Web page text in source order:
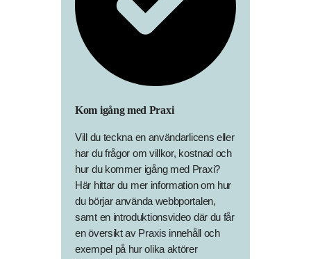
Kom igång med Praxi
Vill du teckna en användarlicens eller
har du frågor om villkor, kostnad och
hur du kommer igång med Praxi?
Här hittar du mer information om hur
du börjar använda webbportalen,
samt en introduktionsvideo där du får
en översikt av Praxis innehåll och
exempel på hur olika aktörer